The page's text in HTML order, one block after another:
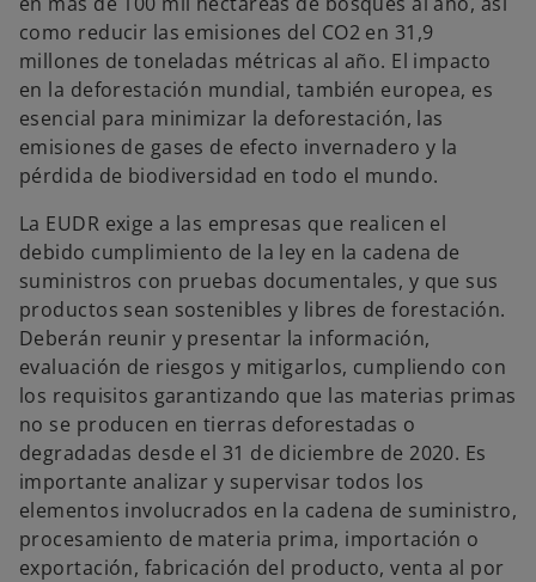
como reducir las emisiones del CO2 en 31,9
millones de toneladas métricas al año. El impacto
en la deforestación mundial, también europea, es
esencial para minimizar la deforestación, las
emisiones de gases de efecto invernadero y la
pérdida de biodiversidad en todo el mundo.
La EUDR exige a las empresas que realicen el
debido cumplimiento de la ley en la cadena de
suministros con pruebas documentales, y que sus
productos sean sostenibles y libres de forestación.
Deberán reunir y presentar la información,
evaluación de riesgos y mitigarlos, cumpliendo con
los requisitos garantizando que las materias primas
no se producen en tierras deforestadas o
degradadas desde el 31 de diciembre de 2020. Es
importante analizar y supervisar todos los
elementos involucrados en la cadena de suministro,
procesamiento de materia prima, importación o
exportación, fabricación del producto, venta al por